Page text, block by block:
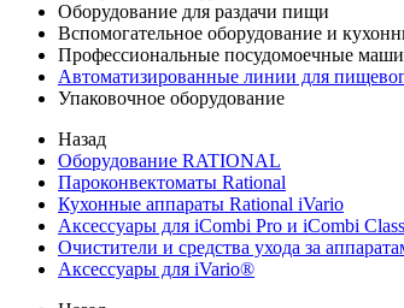
Оборудование для раздачи пищи
Вспомогательное оборудование и
Профессиональные посудомоечные
Автоматизированные линии для
Упаковочное оборудование
Назад
Оборудование RATIONAL
Пароконвектоматы Rational
Кухонные аппараты Rational iVario
Аксессуары для iCombi Pro и iCombi
Очистители и средства ухода за
Аксессуары для iVario®